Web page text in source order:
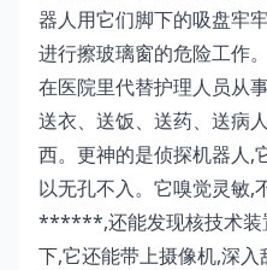
器人用它们脚下的吸盘牢
进行擦玻璃窗的危险工作
在医院里代替护理人员从
送衣、送饭、送药、送病
西。更神的是侦探机器人,
以无孔不入。它嗅觉灵敏,
******,还能发现核技术装
下,它还能带上摄像机,深